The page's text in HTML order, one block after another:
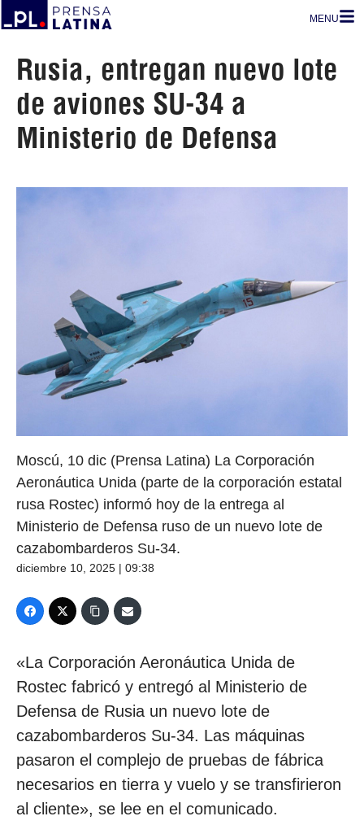
MENU
Rusia, entregan nuevo lote
de aviones SU-34 a
Ministerio de Defensa
Moscú, 10 dic (Prensa Latina) La Corporación
Aeronáutica Unida (parte de la corporación estatal
rusa Rostec) informó hoy de la entrega al
Ministerio de Defensa ruso de un nuevo lote de
cazabombarderos Su-34.
diciembre 10, 2025 | 09:38
«La Corporación Aeronáutica Unida de
Rostec fabricó y entregó al Ministerio de
Defensa de Rusia un nuevo lote de
cazabombarderos Su-34. Las máquinas
pasaron el complejo de pruebas de fábrica
necesarios en tierra y vuelo y se transfirieron
al cliente», se lee en el comunicado.